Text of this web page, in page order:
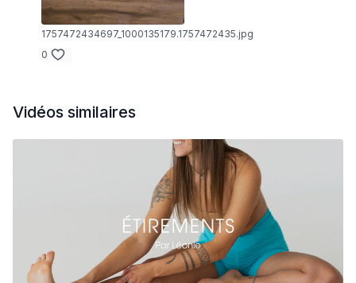
1757472434697_1000135179.1757472435.jpg
0
Vidéos similaires